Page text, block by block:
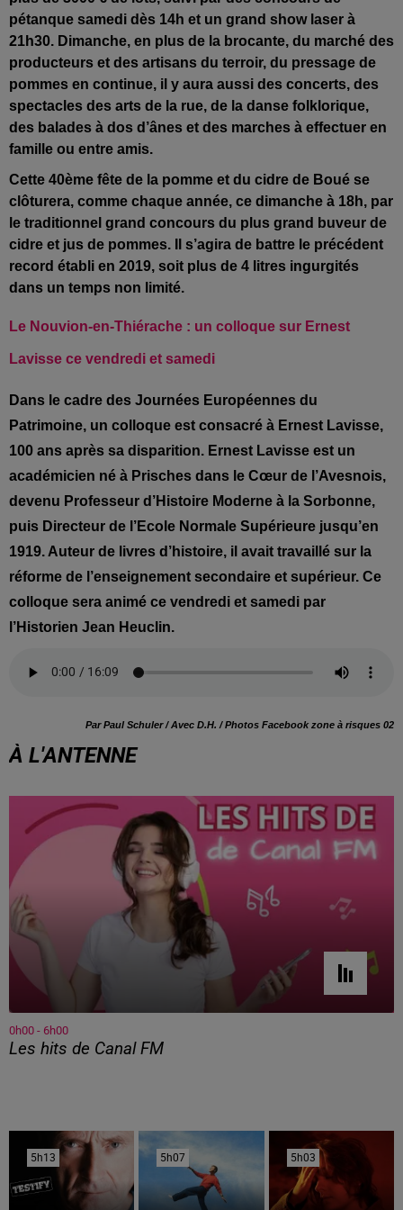
pétanque samedi dès 14h et un grand show laser à
21h30. Dimanche, en plus de la brocante, du marché des
producteurs et des artisans du terroir, du pressage de
pommes en continue, il y aura aussi des concerts, des
spectacles des arts de la rue, de la danse folklorique,
des balades à dos d’ânes et des marches à effectuer en
famille ou entre amis.
Cette 40ème fête de la pomme et du cidre de Boué se
clôturera, comme chaque année, ce dimanche à 18h, par
le traditionnel grand concours du plus grand buveur de
cidre et jus de pommes. Il s’agira de battre le précédent
record établi en 2019, soit plus de 4 litres ingurgités
dans un temps non limité.
Le Nouvion-en-Thiérache : un colloque sur Ernest
Lavisse ce vendredi et samedi
Dans le cadre des Journées Européennes du
Patrimoine, un colloque est consacré à Ernest Lavisse,
100 ans après sa disparition. Ernest Lavisse est un
académicien né à Prisches dans le Cœur de l’Avesnois,
devenu Professeur d’Histoire Moderne à la Sorbonne,
puis Directeur de l’Ecole Normale Supérieure jusqu’en
1919. Auteur de livres d’histoire, il avait travaillé sur la
réforme de l’enseignement secondaire et supérieur. Ce
colloque sera animé ce vendredi et samedi par
l’Historien Jean Heuclin.
Par Paul Schuler / Avec D.H. / Photos Facebook zone à risques 02
À L'ANTENNE
0h00 - 6h00
Les hits de Canal FM
5h13
5h13 5h07
5h07 5h03
5h03